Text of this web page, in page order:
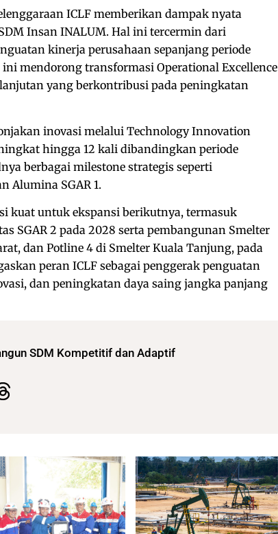
ICLF memberikan dampak nyata
Insan INALUM. Hal ini tercermin dari
kinerja perusahaan sepanjang periode
ini mendorong transformasi Operational Excellence
yang berkontribusi pada peningkatan
inovasi melalui Technology Innovation
hingga 12 kali dibandingkan periode
berbagai milestone strategis seperti
Alumina SGAR 1.
kuat untuk ekspansi berikutnya, termasuk
SGAR 2 pada 2028 serta pembangunan Smelter
dan Potline 4 di Smelter Kuala Tanjung, pada
peran ICLF sebagai penggerak penguatan
dan peningkatan daya saing jangka panjang
SDM Kompetitif dan Adaptif